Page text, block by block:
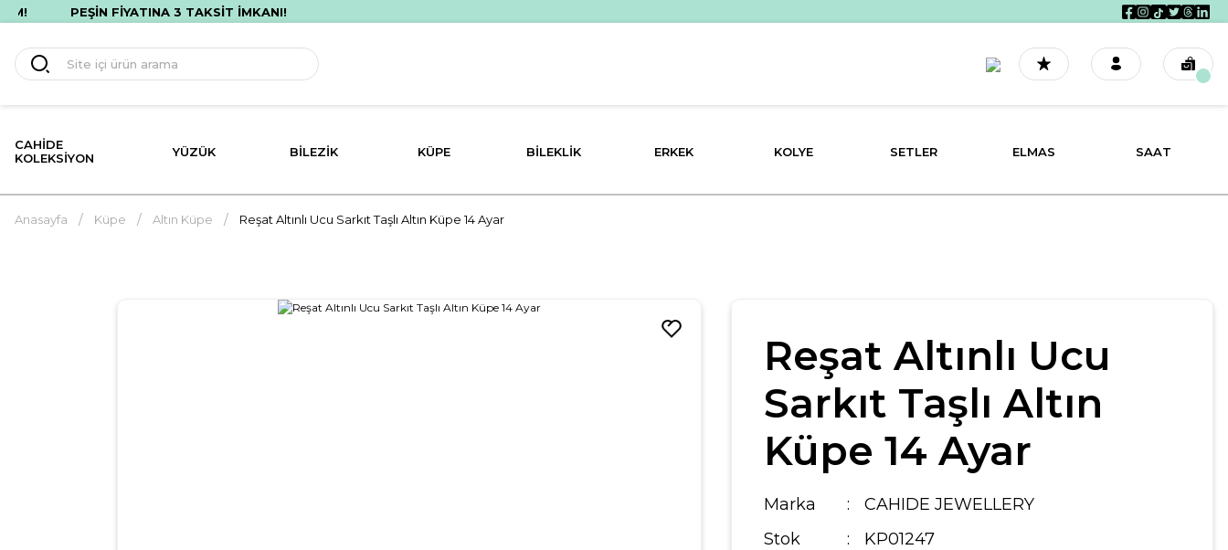
PEŞİN FİYATINA 3 TAKSİT İMKANI!
CAHIDE
KOLEKSIYON
YÜZÜK BILEZIK KÜPE BILEKLIK ERKEK KOLYE SETLER ELMAS SAAT
Anasayfa Küpe Altın Küpe Reşat Altınlı Ucu Sarkıt Taşlı Altın Küpe 14 Ayar
Reşat Altınlı Ucu
Sarkıt Taşlı Altın
Küpe 14 Ayar
Marka
CAHIDE JEWELLERY
Stok
KP01247